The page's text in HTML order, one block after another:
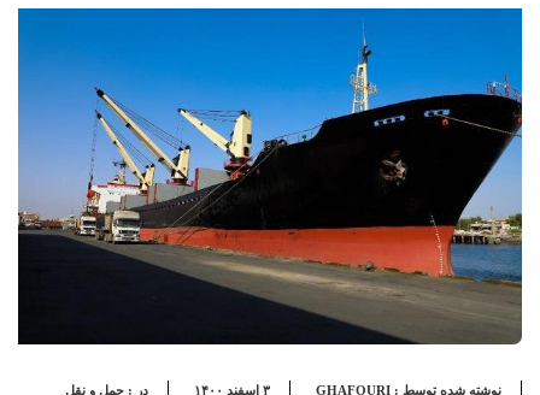
نوشته شده توسط : GHAFOURI ۳ اسفند ۱۴۰۰ در : حمل و نقل